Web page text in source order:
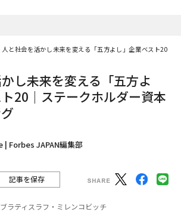
人と社会を活かし未来を変える「五方よし」企業ベスト20｜
し未来を変える「五方よ
20｜ステークホルダー資本
Forbes JAPAN編集部
記事を保存
ラティスラフ・ミレンコビッチ